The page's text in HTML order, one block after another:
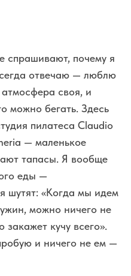
спрашивают, почему я
отвечаю — люблю
своя, и
можно бегать. Здесь
пилатеса Claudio
— маленькое
тапасы. Я вообще
еды —
шутят: «Когда мы идем
можно ничего не
закажет кучу всего».
и ничего не ем —